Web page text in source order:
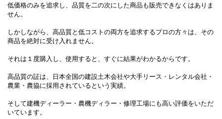
低価格のみを追求し、品質を二の次にした商品も販売できなくはありま
せん。
しかしながら、高品質と低コストの両方を追求するプロの方々は、その
商品を絶対に受け入れません。
それは１度購入し、使用すると、すぐに結果がわかるからです。
高品質の証は、日本全国の建設土木会社や大手リース・レンタル会社・
農業・農協に採用されているという実績。
そして建機ディーラー・農機ディラー・修理工場にも高い評価をいただ
いています。